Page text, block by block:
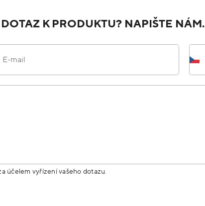
K PRODUKTU? NAPIŠTE NÁM.
E-mail
účelem vyřízení vašeho dotazu.